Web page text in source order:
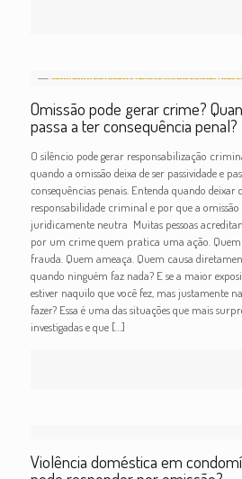
Omissão pode gerar crime?
passa a ter consequência penal?
O silêncio pode gerar responsabilização
quando a omissão deixa de ser passividade e
consequências penais. Entenda quando deixar
responsabilidade criminal e por que a
juridicamente neutra Muitas pessoas
por um crime quem pratica uma ação. Quem
frauda. Quem ameaça. Quem causa
quando ninguém faz nada? E se a maior
estiver naquilo que você fez, mas justamente
fazer? Essa é uma das situações que mais
investigadas e que[…]
Violência doméstica em